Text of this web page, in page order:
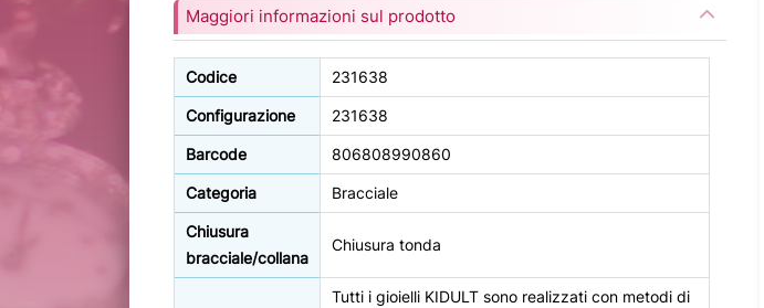
Maggiori informazioni sul prodotto
Codice 231638
Configurazione 231638
Barcode 806808990860
Categoria Bracciale
Chiusura
bracciale/collana
Chiusura tonda
Tutti i gioielli KIDULT sono realizzati con metodi di